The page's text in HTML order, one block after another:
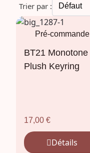
Trier par :
Pré-commande
BT21 Monotone
Plush Keyring
17,00€
Détails